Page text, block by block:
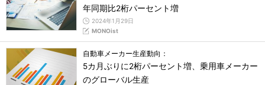
年同期比2桁パーセント増
2024年1月29日
MONOist
自動車メーカー生産動向：
5カ月ぶりに2桁パーセント増、乗用車メーカー
のグローバル生産